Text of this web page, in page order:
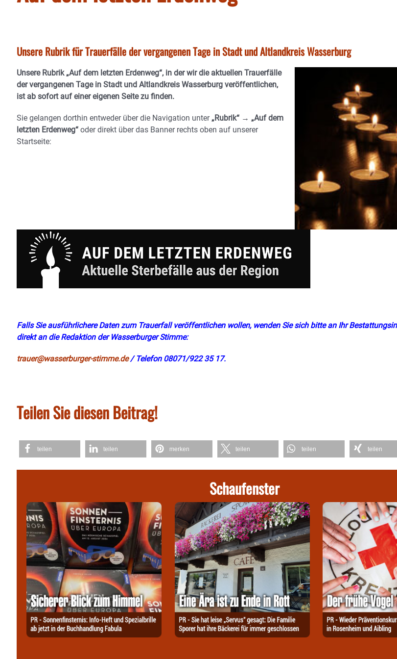
Unsere Rubrik für Trauerfälle der vergangenen Tage in Stadt und Altlandkreis Wasserburg
Unsere Rubrik „Auf dem letzten Erdenweg“, in der wir die aktuellen Trauerfälle
der vergangenen Tage in Stadt und Altlandkreis Wasserburg veröffentlichen,
ist ab sofort auf einer eigenen Seite zu finden.
Sie gelangen dorthin entweder über die Navigation unter „Rubrik“ → „Auf dem
letzten Erdenweg“ oder direkt über das Banner rechts oben auf unserer
Startseite:
Falls Sie ausführlichere Daten zum Trauerfall veröffentlichen wollen, wenden Sie sich bitte an Ihr
direkt an die Redaktion der Wasserburger Stimme:
trauer@wasserburger-stimme.de/ Telefon 08071/922 35 17.
Teilen Sie diesen Beitrag!
teilen teilen merken teilen teilen teilen
Schaufenster